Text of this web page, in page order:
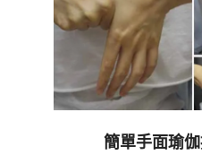
簡單手面瑜